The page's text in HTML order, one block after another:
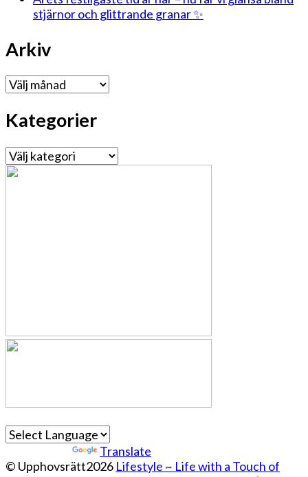
stjärnor och glittrande granar ✨
Arkiv
Arkiv
Kategorier
Kategorier
Translate
© Upphovsrätt2026 Lifestyle ~ Life with a Touch of